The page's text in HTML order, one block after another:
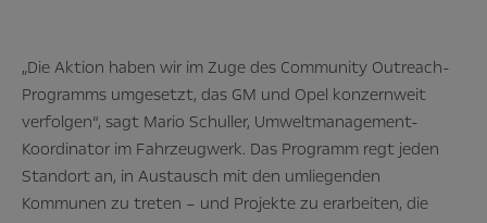
„Die Aktion haben wir im Zuge des Community Outreach-
Programms umgesetzt, das GM und Opel konzernweit
verfolgen“, sagt Mario Schuller, Umweltmanagement-
Koordinator im Fahrzeugwerk. Das Programm regt jeden
Standort an, in Austausch mit den umliegenden
Kommunen zu treten – und Projekte zu erarbeiten, die